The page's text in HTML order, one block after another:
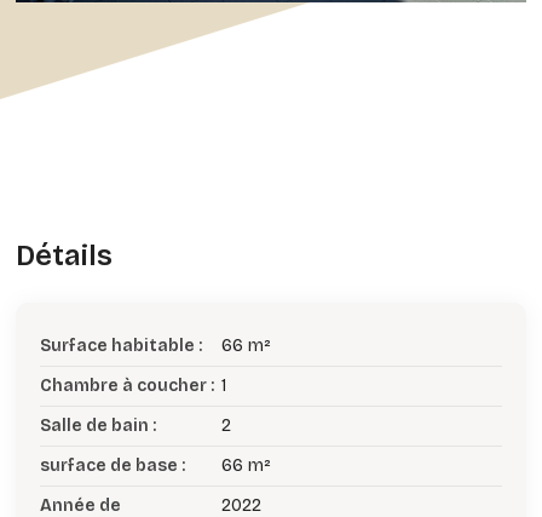
Détails
Surface habitable :
66 m²
Chambre à coucher : 1
Salle de bain :
2
surface de base :
66 m²
Année de
2022